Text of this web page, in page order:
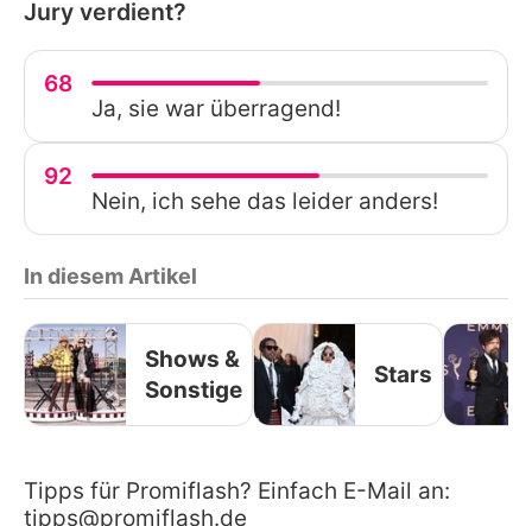
Jury verdient?
68
Ja, sie war überragend!
92
Nein, ich sehe das leider anders!
In diesem Artikel
Shows &
Sonstige
Stars
Tipps für Promiflash? Einfach E-Mail an:
tipps@promiflash.de